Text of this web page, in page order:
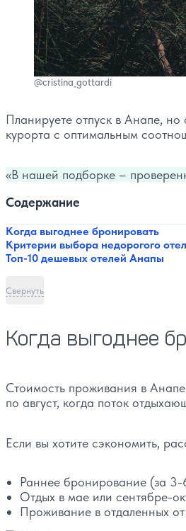
@cristina_gottardi
Планируете отпуск в Анапе,
курорта с оптимальным
В нашей подборке –
Содержание
Когда выгоднее бронировать
Критерии выбора недорогого
Топ-10 дешевых отелей Анапы
Свернуть
Когда выгоднее
Стоимость проживания в
по август, когда поток
Если вы хотите сэкономить,
Раннее бронирование (за
Отдых в мае или сентябре-
Проживание в отдаленных